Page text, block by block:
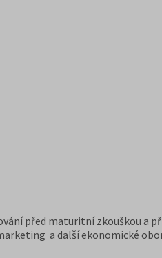
před maturitní zkouškou a
a další ekonomické